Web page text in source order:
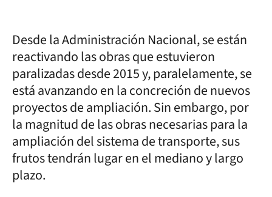
Desde la Administración Nacional, se están
reactivando las obras que estuvieron
paralizadas desde 2015 y, paralelamente, se
está avanzando en la concreción de nuevos
proyectos de ampliación. Sin embargo, por
la magnitud de las obras necesarias para la
ampliación del sistema de transporte, sus
frutos tendrán lugar en el mediano y largo
plazo.